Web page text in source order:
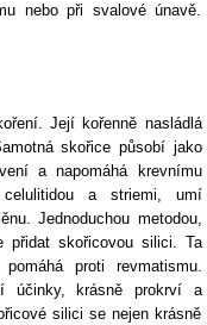
nebo při svalové únavě.
Její kořenně nasládlá
skořice působí jako
a napomáhá krevnímu
a striemi, umí
Jednoduchou metodou,
přidat skořicovou silici. Ta
proti revmatismu.
účinky, krásně prokrví a
silici se nejen krásně